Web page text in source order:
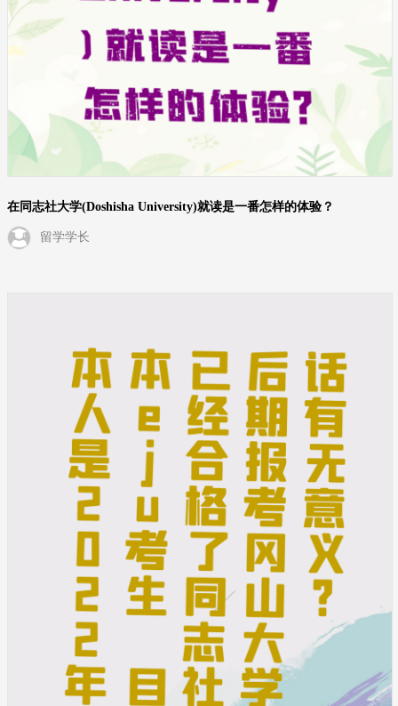
在同志社大学(Doshisha University)就读是一番怎样的体验？
留学学长